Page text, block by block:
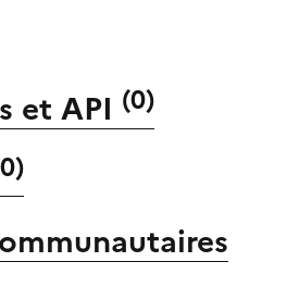
et API (0)
0)